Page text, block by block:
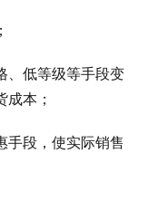
、低等级等手段变
本；
手段，使实际销售